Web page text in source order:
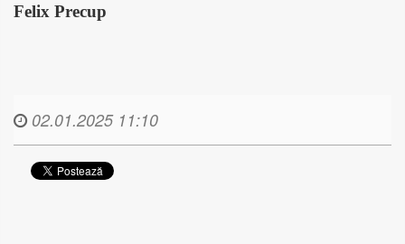
Felix Precup
02.01.2025 11:10